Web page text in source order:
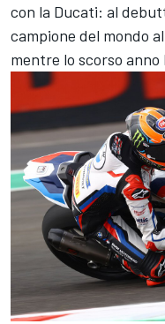
con la Ducati: al
campione del mondo
mentre lo scorso